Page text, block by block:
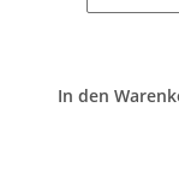
In den